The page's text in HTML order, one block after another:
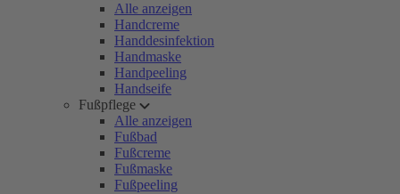
Alle anzeigen
Handcreme
Handdesinfektion
Handmaske
Handpeeling
Handseife
Fußpflege
Alle anzeigen
Fußbad
Fußcreme
Fußmaske
Fußpeeling